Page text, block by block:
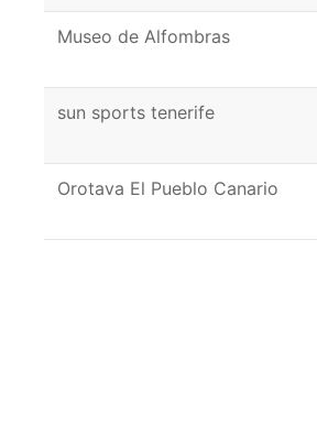
Museo de Alfombras
sun sports tenerife
Orotava El Pueblo Canario